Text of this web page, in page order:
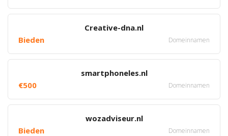
Creative-dna.nl
Bieden
Domeinnamen
smartphoneles.nl
€500
Domeinnamen
wozadviseur.nl
Bieden
Domeinnamen